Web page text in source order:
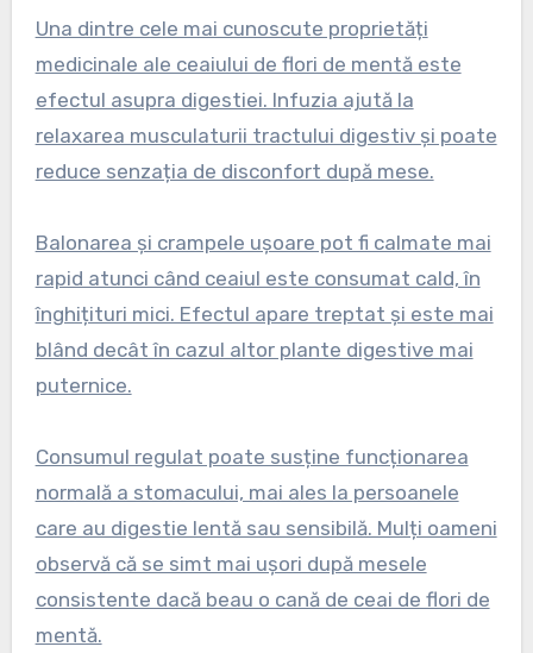
Una dintre cele mai cunoscute proprietăți
medicinale ale ceaiului de flori de mentă este
efectul asupra digestiei. Infuzia ajută la
relaxarea musculaturii tractului digestiv și poate
reduce senzația de disconfort după mese.
Balonarea și crampele ușoare pot fi calmate mai
rapid atunci când ceaiul este consumat cald, în
înghițituri mici. Efectul apare treptat și este mai
blând decât în cazul altor plante digestive mai
puternice.
Consumul regulat poate susține funcționarea
normală a stomacului, mai ales la persoanele
care au digestie lentă sau sensibilă. Mulți oameni
observă că se simt mai ușori după mesele
consistente dacă beau o cană de ceai de flori de
mentă.